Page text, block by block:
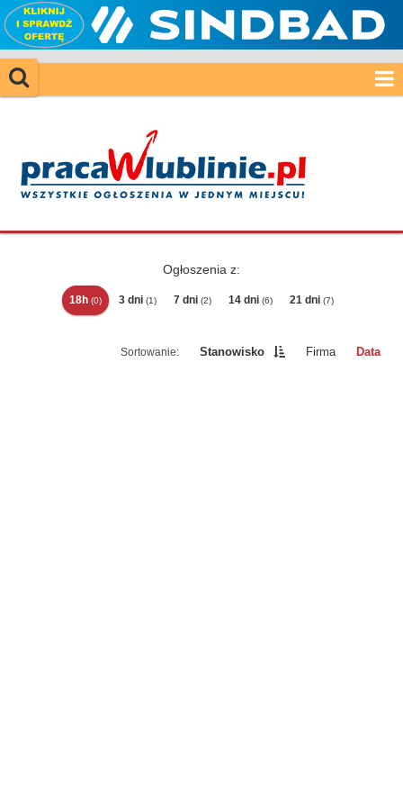
Ogłoszenia z:
18h (0) 3 dni (1) 7 dni (2) 14 dni (6) 21 dni (7)
Stanowisko Firma Data